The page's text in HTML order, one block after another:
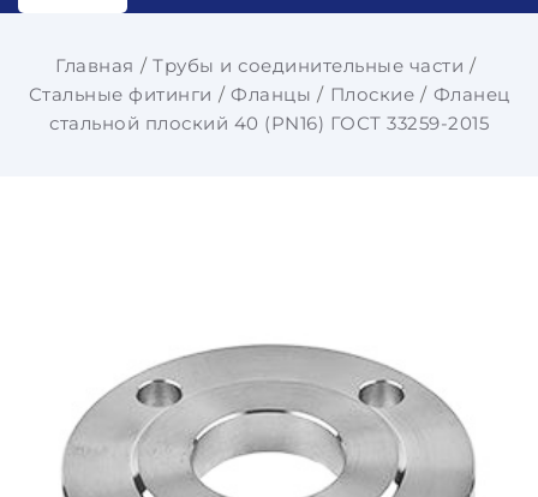
Главная
Трубы и соединительные части
Стальные фитинги
Фланцы Плоские
Фланец
стальной плоский 40 (PN16) ГОСТ 33259-2015